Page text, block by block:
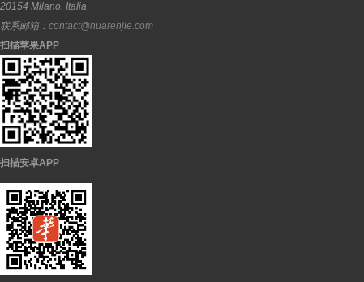
20154 Milano, Italia
联系邮箱： contact@huarenjie.com
扫描苹果APP
扫描安卓APP